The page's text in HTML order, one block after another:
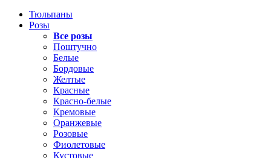
Тюльпаны
Розы
Все розы
Поштучно
Белые
Бордовые
Желтые
Красные
Красно-белые
Кремовые
Оранжевые
Розовые
Фиолетовые
Кустовые